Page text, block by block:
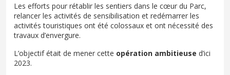
Les efforts pour rétablir les sentiers dans le cœur du Parc,
relancer les activités de sensibilisation et redémarrer les
activités touristiques ont été colossaux et ont nécessité des
travaux d’envergure.
L’objectif était de mener cette opération ambitieuse d’ici
2023.